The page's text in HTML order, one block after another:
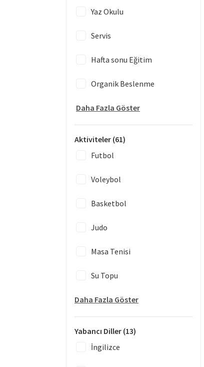
Yaz Okulu
Servis
Hafta sonu Eğitim
Organik Beslenme
Daha Fazla Göster
Aktiviteler (61)
Futbol
Voleybol
Basketbol
Judo
Masa Tenisi
Su Topu
Daha Fazla Göster
Yabancı Diller (13)
İngilizce